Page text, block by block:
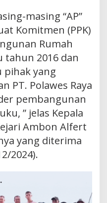
masing “AP”
Komitmen (PPK)
Rumah
tahun 2016 dan
pihak yang
PT. Polawes Raya
pembangunan
” jelas Kepala
Ambon Alfert
yang diterima
2024).